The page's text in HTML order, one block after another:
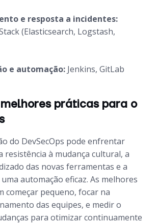
e resposta a incidentes:
(Elasticsearch, Logstash,
e automação: Jenkins, GitLab
práticas para o
do DevSecOps pode enfrentar
resistência à mudança cultural, a
das novas ferramentas e a
automação eficaz. As melhores
começar pequeno, focar na
das equipes, e medir o
para otimizar continuamente